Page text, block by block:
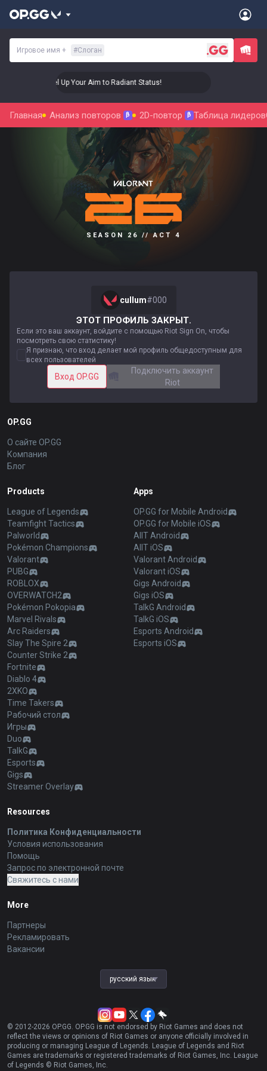
Игровое имя + #Слоган
🎯 Level Up Your Aim to Radiant Status!
Главная Анализ повторов β 2D-повтор β Таблица лидеров
SEASON 26 // ACT 4
cullum#000
ЭТОТ ПРОФИЛЬ ЗАКРЫТ.
Если это ваш аккаунт, войдите с помощью Riot Sign On, чтобы
посмотреть свою статистику!
Я признаю, что вход делает мой профиль общедоступным для
всех пользователей
Вход OP.GG
Подключить аккаунт
Riot
OP.GG
О сайте OP.GG
Компания
Блог
Products
League of Legends
Teamfight Tactics
Palworld
Pokémon Champions
Valorant
PUBG
ROBLOX
OVERWATCH2
Pokémon Pokopia
Marvel Rivals
Arc Raiders
Slay The Spire 2
Counter Strike 2
Fortnite
Diablo 4
2XKO
Time Takers
Рабочий стол
Игры
Duo
TalkG
Esports
Gigs
Streamer Overlay
Apps
OP.GG for Mobile Android
OP.GG for Mobile iOS
AllT Android
AllT iOS
Valorant Android
Valorant iOS
Gigs Android
Gigs iOS
TalkG Android
TalkG iOS
Esports Android
Esports iOS
Resources
Политика Конфиденциальности
Условия использования
Помощь
Запрос по электронной почте
Свяжитесь с нами
More
Партнеры
Рекламировать
Вакансии
русский язык
© 2012-2026 OP.GG. OP.GG is not endorsed by Riot Games and does not
reflect the views or opinions of Riot Games or anyone officially involved in
producing or managing League of Legends. League of Legends and Riot
Games are trademarks or registered trademarks of Riot Games, Inc. League
of Legends © Riot Games, Inc.